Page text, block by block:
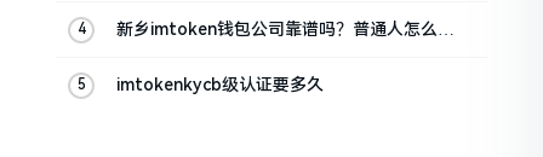
新乡imtoken钱包公司靠谱吗？普通人怎么避
imtokenkycb级认证要多久